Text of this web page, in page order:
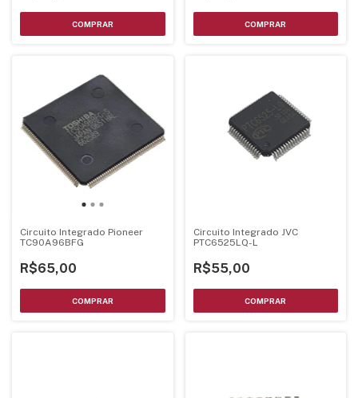
Circuito Integrado Pioneer
TC90A96BFG
R$65,00
Circuito Integrado JVC
PTC6525LQ-L
R$55,00